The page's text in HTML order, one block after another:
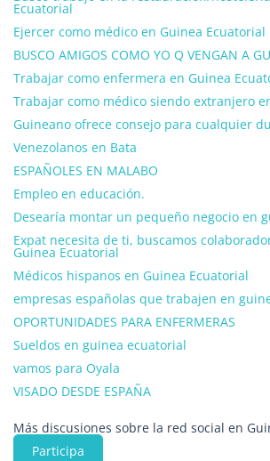
Ecuatorial
Ejercer como médico en Guinea Ecuatorial
BUSCO AMIGOS COMO YO Q VENGAN A
Trabajar como enfermera en Guinea
Trabajar como médico siendo extranjero
Guineano ofrece consejo para cualquier
Venezolanos en Bata
ESPAÑOLES EN MALABO
Empleo en educación.
Desearía montar un pequeño negocio en
Expat necesita de ti, buscamos
Guinea Ecuatorial
Médicos hispanos en Guinea Ecuatorial
empresas españolas que trabajen en
OPORTUNIDADES PARA ENFERMERAS
Sueldos en guinea ecuatorial
vamos para Oyala
VISADO DESDE ESPAÑA
Más discusiones sobre la red social en
Participa